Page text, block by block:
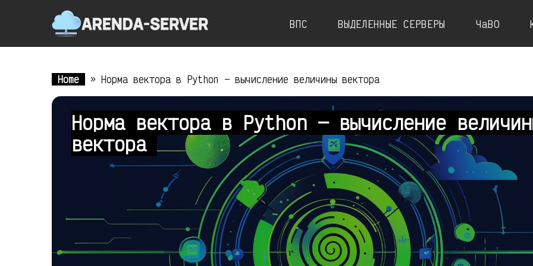
ВПС ВЫДЕЛЕННЫЕ СЕРВЕРЫ ЧаВО
Home » Норма вектора в Python — вычисление величины вектора
Норма вектора в Python — вычисление
вектора